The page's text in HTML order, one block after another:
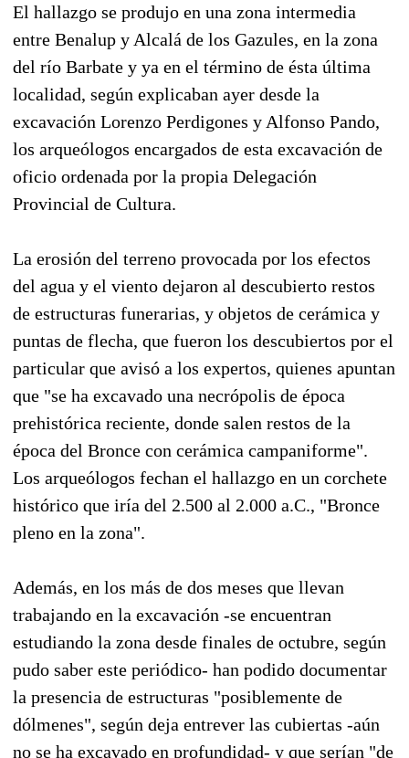
El hallazgo se produjo en una zona intermedia
entre Benalup y Alcalá de los Gazules, en la zona
del río Barbate y ya en el término de ésta última
localidad, según explicaban ayer desde la
excavación Lorenzo Perdigones y Alfonso Pando,
los arqueólogos encargados de esta excavación de
oficio ordenada por la propia Delegación
Provincial de Cultura.
La erosión del terreno provocada por los efectos
del agua y el viento dejaron al descubierto restos
de estructuras funerarias, y objetos de cerámica y
puntas de flecha, que fueron los descubiertos por el
particular que avisó a los expertos, quienes apuntan
que "se ha excavado una necrópolis de época
prehistórica reciente, donde salen restos de la
época del Bronce con cerámica campaniforme".
Los arqueólogos fechan el hallazgo en un corchete
histórico que iría del 2.500 al 2.000 a.C., "Bronce
pleno en la zona".
Además, en los más de dos meses que llevan
trabajando en la excavación -se encuentran
estudiando la zona desde finales de octubre, según
pudo saber este periódico- han podido documentar
la presencia de estructuras "posiblemente de
dólmenes", según deja entrever las cubiertas -aún
no se ha excavado en profundidad- y que serían "de